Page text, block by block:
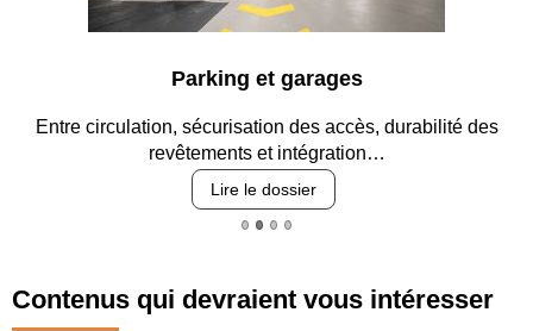
Parking et garages
Entre circulation, sécurisation des accès, durabilité des
revêtements et intégration…
Lire le dossier
Contenus qui devraient vous intéresser